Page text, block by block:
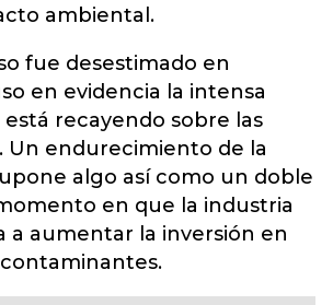
ambiental.
fue desestimado en
en evidencia la intensa
recayendo sobre las
Un endurecimiento de la
algo así como un doble
en que la industria
a aumentar la inversión en